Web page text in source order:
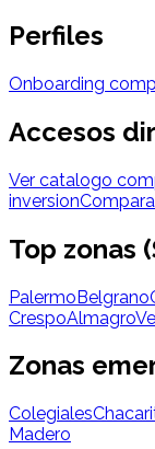
Perfiles
Onboarding
Accesos
Ver catalogo
inversion
Top zonas
PalermoBelgrano
CrespoAlmagro
Zonas
Colegiales
Madero